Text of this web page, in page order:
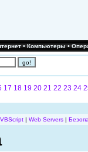
•Компьютеры•
17 18 19 20 21 22 23 24
VBScript | Web Servers |